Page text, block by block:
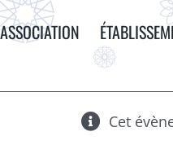
ASSOCIATION
Cet